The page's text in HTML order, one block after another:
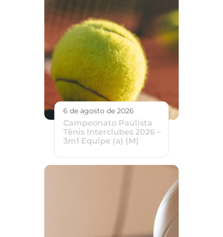
6 de agosto de 2026
Campeonato Paulista
Tênis Interclubes 2026 –
3m1 Equipe (a) (M)